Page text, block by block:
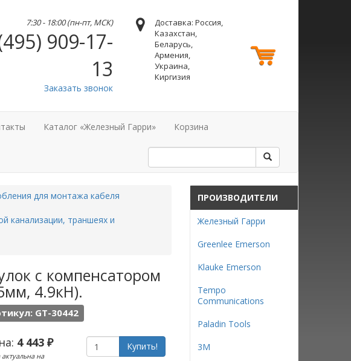
7:30 - 18:00 (пн-пт, МСК)
909-17-
13
Заказать звонок
Доставка: Россия,
Казахстан,
Беларусь,
Армения,
Украина,
Киргизия
Каталог «Железный Гарри» Корзина
для монтажа кабеля
канализации, траншеях и
с компенсатором
4.9кН).
GT-30442
4 443 ₽
на
Купить!
ПРОИЗВОДИТЕЛИ
Железный Гарри
Greenlee Emerson
Klauke Emerson
Tempo
Communications
Paladin Tools
3М